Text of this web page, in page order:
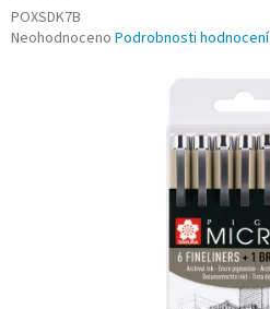
POXSDK7B
Průměrné
Neohodnoceno Podrobnosti hodnocení